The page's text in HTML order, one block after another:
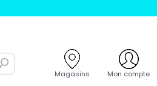
Magasins Mon compte